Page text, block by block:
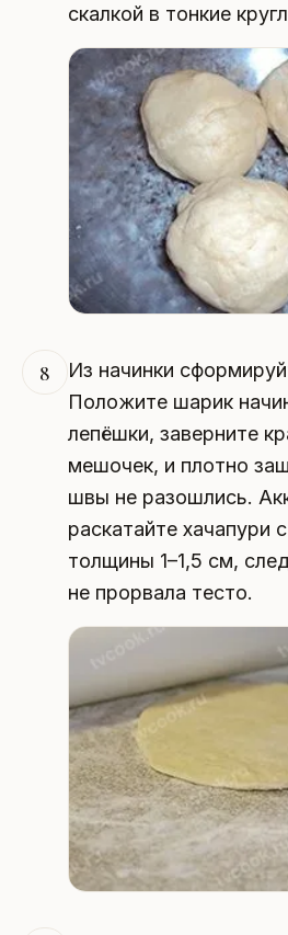
скалкой в тонкие
8
Из начинки
Положите шарик
лепёшки, заверните
мешочек, и плотно
швы не разошлись.
раскатайте хачапури
толщины 1–1,5 см,
не прорвала тесто.